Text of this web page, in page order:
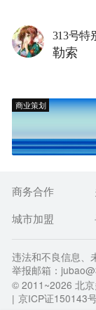
313号特
勒索
商业策划
商务合作
城市加盟
违法和不良信息、
举报邮箱：
© 2011~2026 北
| 京ICP证150143